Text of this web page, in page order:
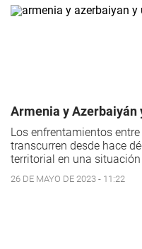
Armenia y Azerbaiyán
Los enfrentamientos
transcurren desde hace
territorial en una
26 DE MAYO DE 2023 - 11:22